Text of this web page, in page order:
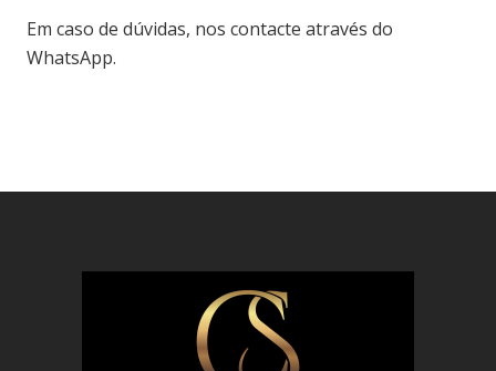
Em caso de dúvidas, nos contacte através do
WhatsApp.